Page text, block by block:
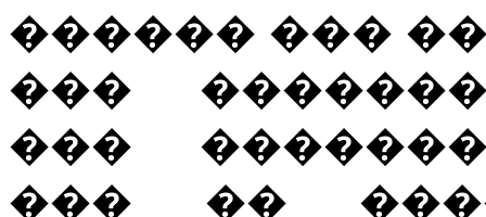
������ ���
���
���
��� ��